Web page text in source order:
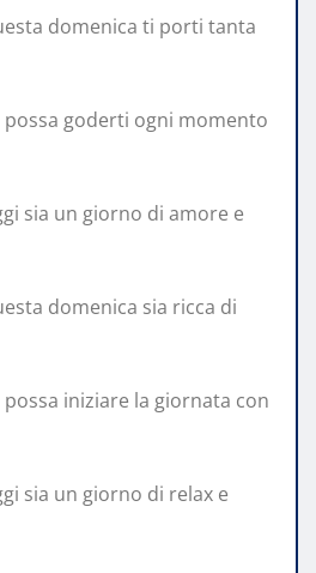
domenica ti porti tanta
goderti ogni momento
sia un giorno di amore e
domenica sia ricca di
iniziare la giornata con
sia un giorno di relax e